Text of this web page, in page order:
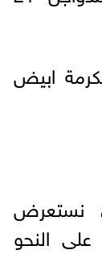
ابيض
نستعرض
النحو